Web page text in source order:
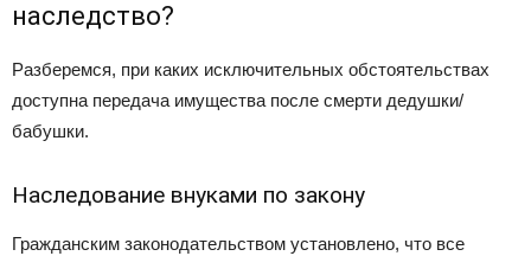
наследство?
Разберемся, при каких исключительных обстоятельствах
доступна передача имущества после смерти дедушки/
бабушки.
Наследование внуками по закону
Гражданским законодательством установлено, что все